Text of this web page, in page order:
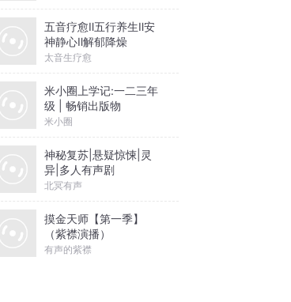
五音疗愈Ⅱ五行养生Ⅱ安
神静心Ⅱ解郁降燥
太音生疗愈
米小圈上学记:一二三年
级 | 畅销出版物
米小圈
神秘复苏|悬疑惊悚|灵
异|多人有声剧
北冥有声
摸金天师【第一季】
（紫襟演播）
有声的紫襟